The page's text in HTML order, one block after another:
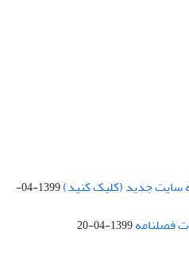
سایت جدید (کلیک کنید)
1399-04-
فصلنامه1399-04-20